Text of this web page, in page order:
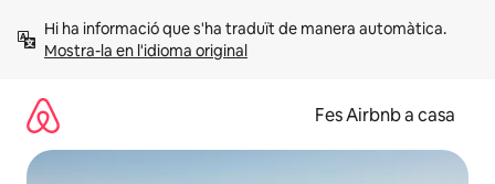
Mostra-la en l'idioma original
Fes Airbnb a casa